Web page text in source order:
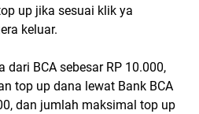
up jika sesuai klik ya
keluar.
BCA sebesar RP 10.000,
top up dana lewat Bank BCA
dan jumlah maksimal top up